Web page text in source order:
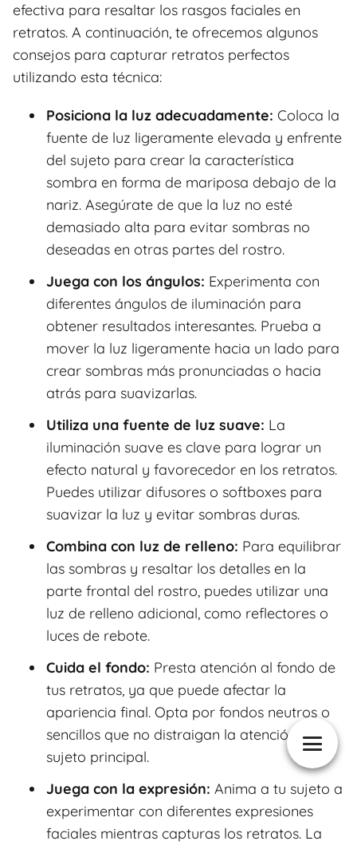
efectiva para resaltar los rasgos faciales en
retratos. A continuación, te ofrecemos algunos
consejos para capturar retratos perfectos
utilizando esta técnica:
Posiciona la luz adecuadamente: Coloca la
fuente de luz ligeramente elevada y enfrente
del sujeto para crear la característica
sombra en forma de mariposa debajo de la
nariz. Asegúrate de que la luz no esté
demasiado alta para evitar sombras no
deseadas en otras partes del rostro.
Juega con los ángulos: Experimenta con
diferentes ángulos de iluminación para
obtener resultados interesantes. Prueba a
mover la luz ligeramente hacia un lado para
crear sombras más pronunciadas o hacia
atrás para suavizarlas.
Utiliza una fuente de luz suave: La
iluminación suave es clave para lograr un
efecto natural y favorecedor en los retratos.
Puedes utilizar difusores o softboxes para
suavizar la luz y evitar sombras duras.
Combina con luz de relleno: Para equilibrar
las sombras y resaltar los detalles en la
parte frontal del rostro, puedes utilizar una
luz de relleno adicional, como reflectores o
luces de rebote.
Cuida el fondo: Presta atención al fondo de
tus retratos, ya que puede afectar la
apariencia final. Opta por fondos neutros o
sencillos que no distraigan la atención del
sujeto principal.
Juega con la expresión: Anima a tu sujeto a
experimentar con diferentes expresiones
faciales mientras capturas los retratos. La